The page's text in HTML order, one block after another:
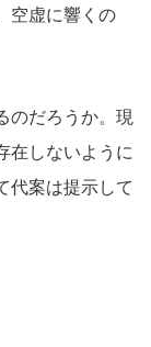
空虚に響くの
のだろうか。現
在しないように
代案は提示して